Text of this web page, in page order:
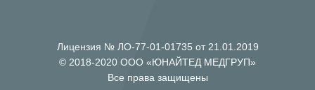
Лицензия № ЛО-77-01-01735 от 21.01.2019
© 2018-2020 ООО «ЮНАЙТЕД МЕДГРУП»
Все права защищены